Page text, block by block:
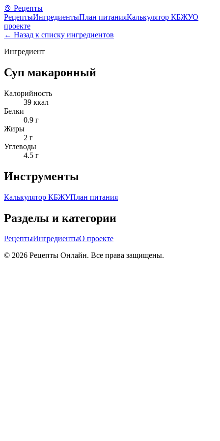
🍲 Рецепты
РецептыИнгредиентыПлан питанияКалькулятор КБЖУО
проекте
← Назад к списку ингредиентов
Ингредиент
Суп макаронный
Калорийность
39 ккал
Белки
0.9 г
Жиры
2 г
Углеводы
4.5 г
Инструменты
Калькулятор КБЖУПлан питания
Разделы и категории
РецептыИнгредиентыО проекте
© 2026 Рецепты Онлайн. Все права защищены.